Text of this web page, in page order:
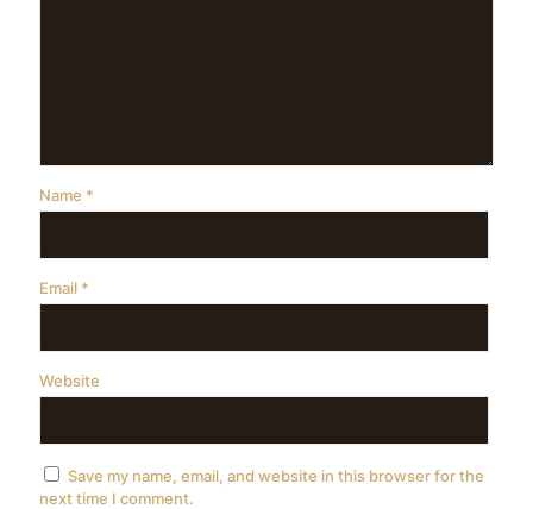
Name *
Email *
Website
Save my name, email, and website in this browser for the
next time I comment.